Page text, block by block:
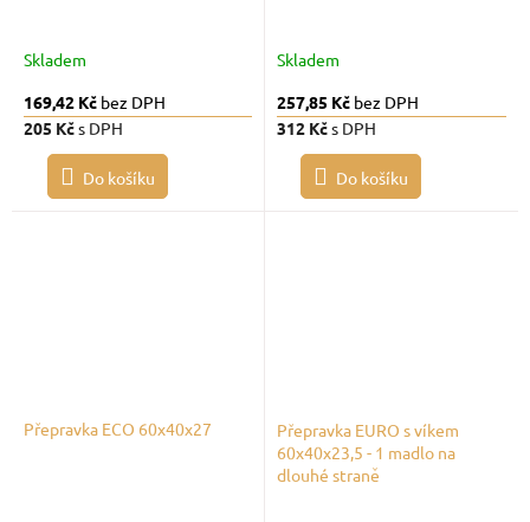
Skladem
169,42 Kč bez DPH
205 Kčs DPH
Do košíku
Skladem
257,85 Kč bez DPH
312 Kčs DPH
Do košíku
Přepravka ECO 60x40x27
Přepravka EURO s víkem
60x40x23,5 - 1 madlo na
dlouhé straně